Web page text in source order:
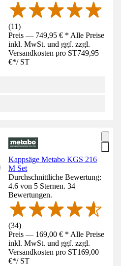
(11)
Preis — 749,95 € * Alle Preise
inkl. MwSt. und ggf. zzgl.
Versandkosten pro ST749,95
€*/ ST
Kappsäge Metabo KGS 216
M Set
Durchschnittliche Bewertung:
4.6 von 5 Sternen. 34
Bewertungen.
(34)
Preis — 169,00 € * Alle Preise
inkl. MwSt. und ggf. zzgl.
Versandkosten pro ST169,00
€*/ ST